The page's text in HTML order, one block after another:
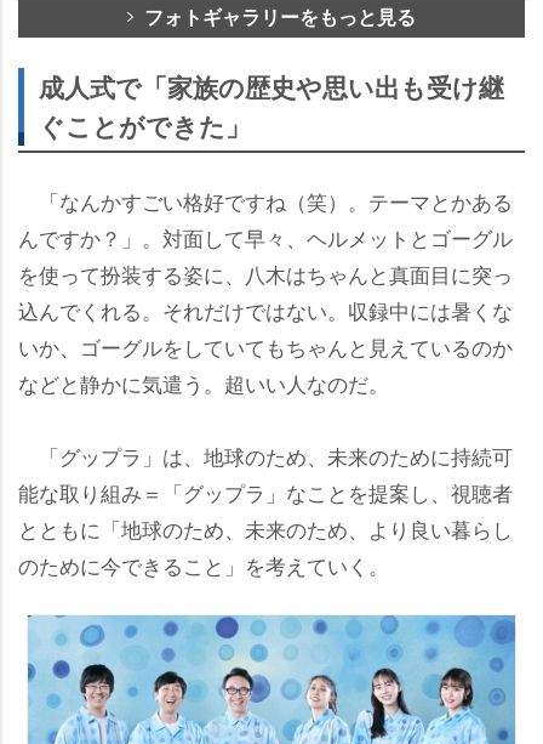
フォトギャラリーをもっと見る
成人式で「家族の歴史や思い出も受け継
ぐことができた」
「なんかすごい格好ですね（笑）。テーマとかある
んですか？」。対面して早々、ヘルメットとゴーグル
を使って扮装する姿に、八木はちゃんと真面目に突っ
込んでくれる。それだけではない。収録中には暑くな
いか、ゴーグルをしていてもちゃんと見えているのか
などと静かに気遣う。超いい人なのだ。
「グップラ」は、地球のため、未来のために持続可
能な取り組み＝「グップラ」なことを提案し、視聴者
とともに「地球のため、未来のため、より良い暮らし
のために今できること」を考えていく。